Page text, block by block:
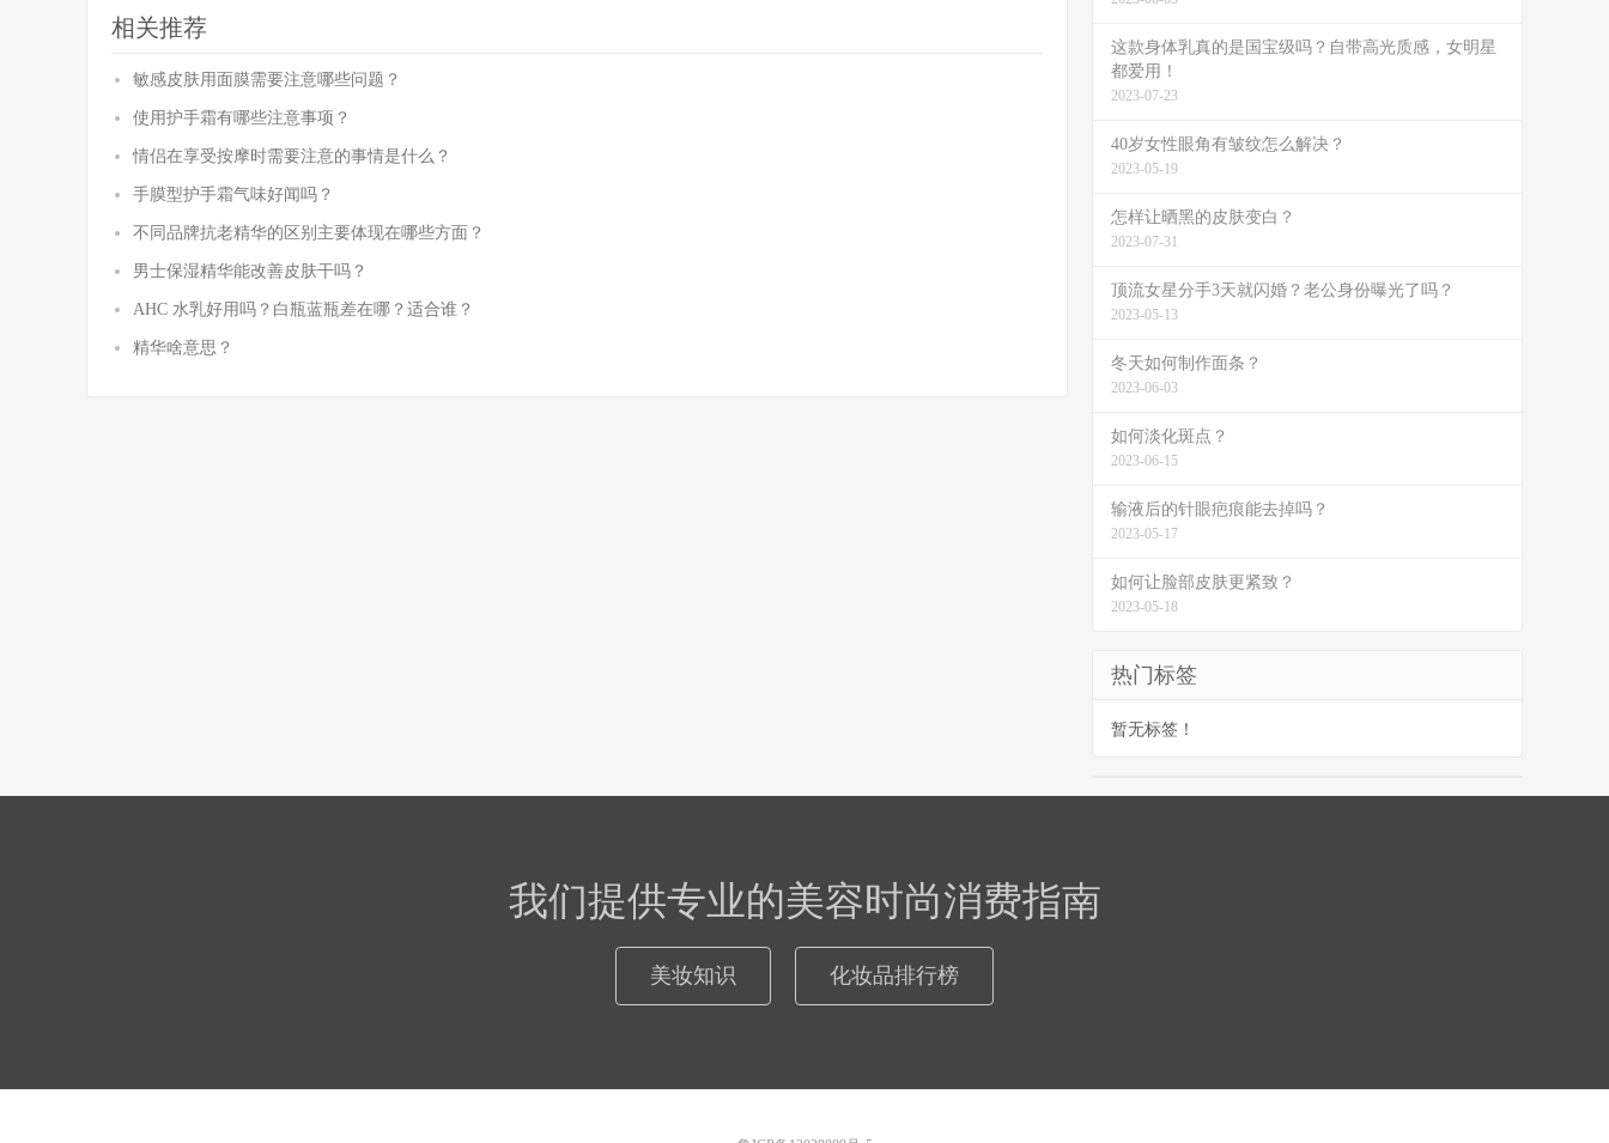
相关推荐
敏感皮肤用面膜需要注意哪些问题？
使用护手霜有哪些注意事项？
情侣在享受按摩时需要注意的事情是什么？
手膜型护手霜气味好闻吗？
不同品牌抗老精华的区别主要体现在哪些方面？
男士保湿精华能改善皮肤干吗？
AHC 水乳好用吗？白瓶蓝瓶差在哪？适合谁？
精华啥意思？
这款身体乳真的是国宝级吗？自带高光质感，女明星
都爱用！
2023-07-23
40岁女性眼角有皱纹怎么解决？
2023-05-19
怎样让晒黑的皮肤变白？
2023-07-31
顶流女星分手3天就闪婚？老公身份曝光了吗？
2023-05-13
冬天如何制作面条？
2023-06-03
如何淡化斑点？
2023-06-15
输液后的针眼疤痕能去掉吗？
2023-05-17
如何让脸部皮肤更紧致？
2023-05-18
热门标签
暂无标签！
我们提供专业的美容时尚消费指南
美妆知识 化妆品排行榜